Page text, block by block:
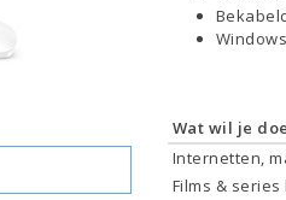
Wat wil je
Internetten,
Films & series